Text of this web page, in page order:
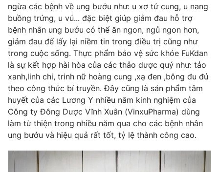
ngừa các bệnh về ung bướu như: u xơ tử cung, u nang
buồng trứng, u vú... đặc biệt giúp giảm đau hỗ trợ
bệnh nhân ung bướu có thể ăn ngon, ngủ ngon hơn,
giảm đau để lấy lại niềm tin trong điều trị cũng như
trong cuộc sống. Thực phẩm bảo vệ sức khỏe FuKdan
là sự kết hợp hài hòa của các thảo dược quý như: tảo
xanh,linh chi, trinh nữ hoàng cung ,xạ đen ,bông đu đủ
theo công thức bí truyền. Đây cũng là sản phẩm tâm
huyết của các Lương Y nhiều năm kinh nghiệm của
Công ty Đông Dược Vĩnh Xuân (VinxuPharma) dùng
làm từ thiện trong nhiều năm qua cho các bệnh nhân
ung bướu và hiệu quả rất tốt, tỷ lệ thành công cao.